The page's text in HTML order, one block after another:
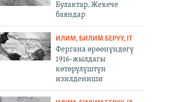
Булактар. Жекече
баяндар
ИЛИМ, БИЛИМ БЕРҮҮ, IT
Фергана өрөөнүндөгү
1916-жылдагы
көтөрүлүштүн
изилдениши